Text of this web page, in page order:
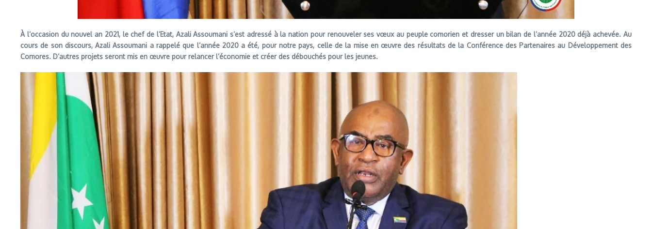
À l’occasion du nouvel an 2021, le chef de l’Etat, Azali Assoumani s’est adressé à la nation pour renouveler ses vœux au peuple comorien et dresser un bilan de l’année 2020 déjà achevée. Au
cours de son discours, Azali Assoumani a rappelé que l’année 2020 a été, pour notre pays, celle de la mise en œuvre des résultats de la Conférence des Partenaires au Développement des
Comores. D’autres projets seront mis en œuvre pour relancer l’économie et créer des débouchés pour les jeunes.